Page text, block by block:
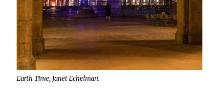
Earth Time, Janet Echelman.